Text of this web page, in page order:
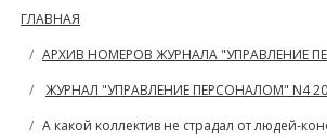
ГЛАВНАЯ
АРХИВ НОМЕРОВ ЖУРНАЛА "УПРАВЛЕНИЕ
ЖУРНАЛ "УПРАВЛЕНИЕ ПЕРСОНАЛОМ" N4
А какой коллектив не страдал от людей-